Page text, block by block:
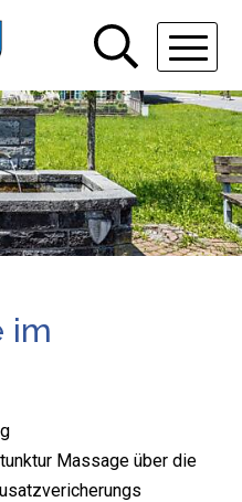
im
Massage über die